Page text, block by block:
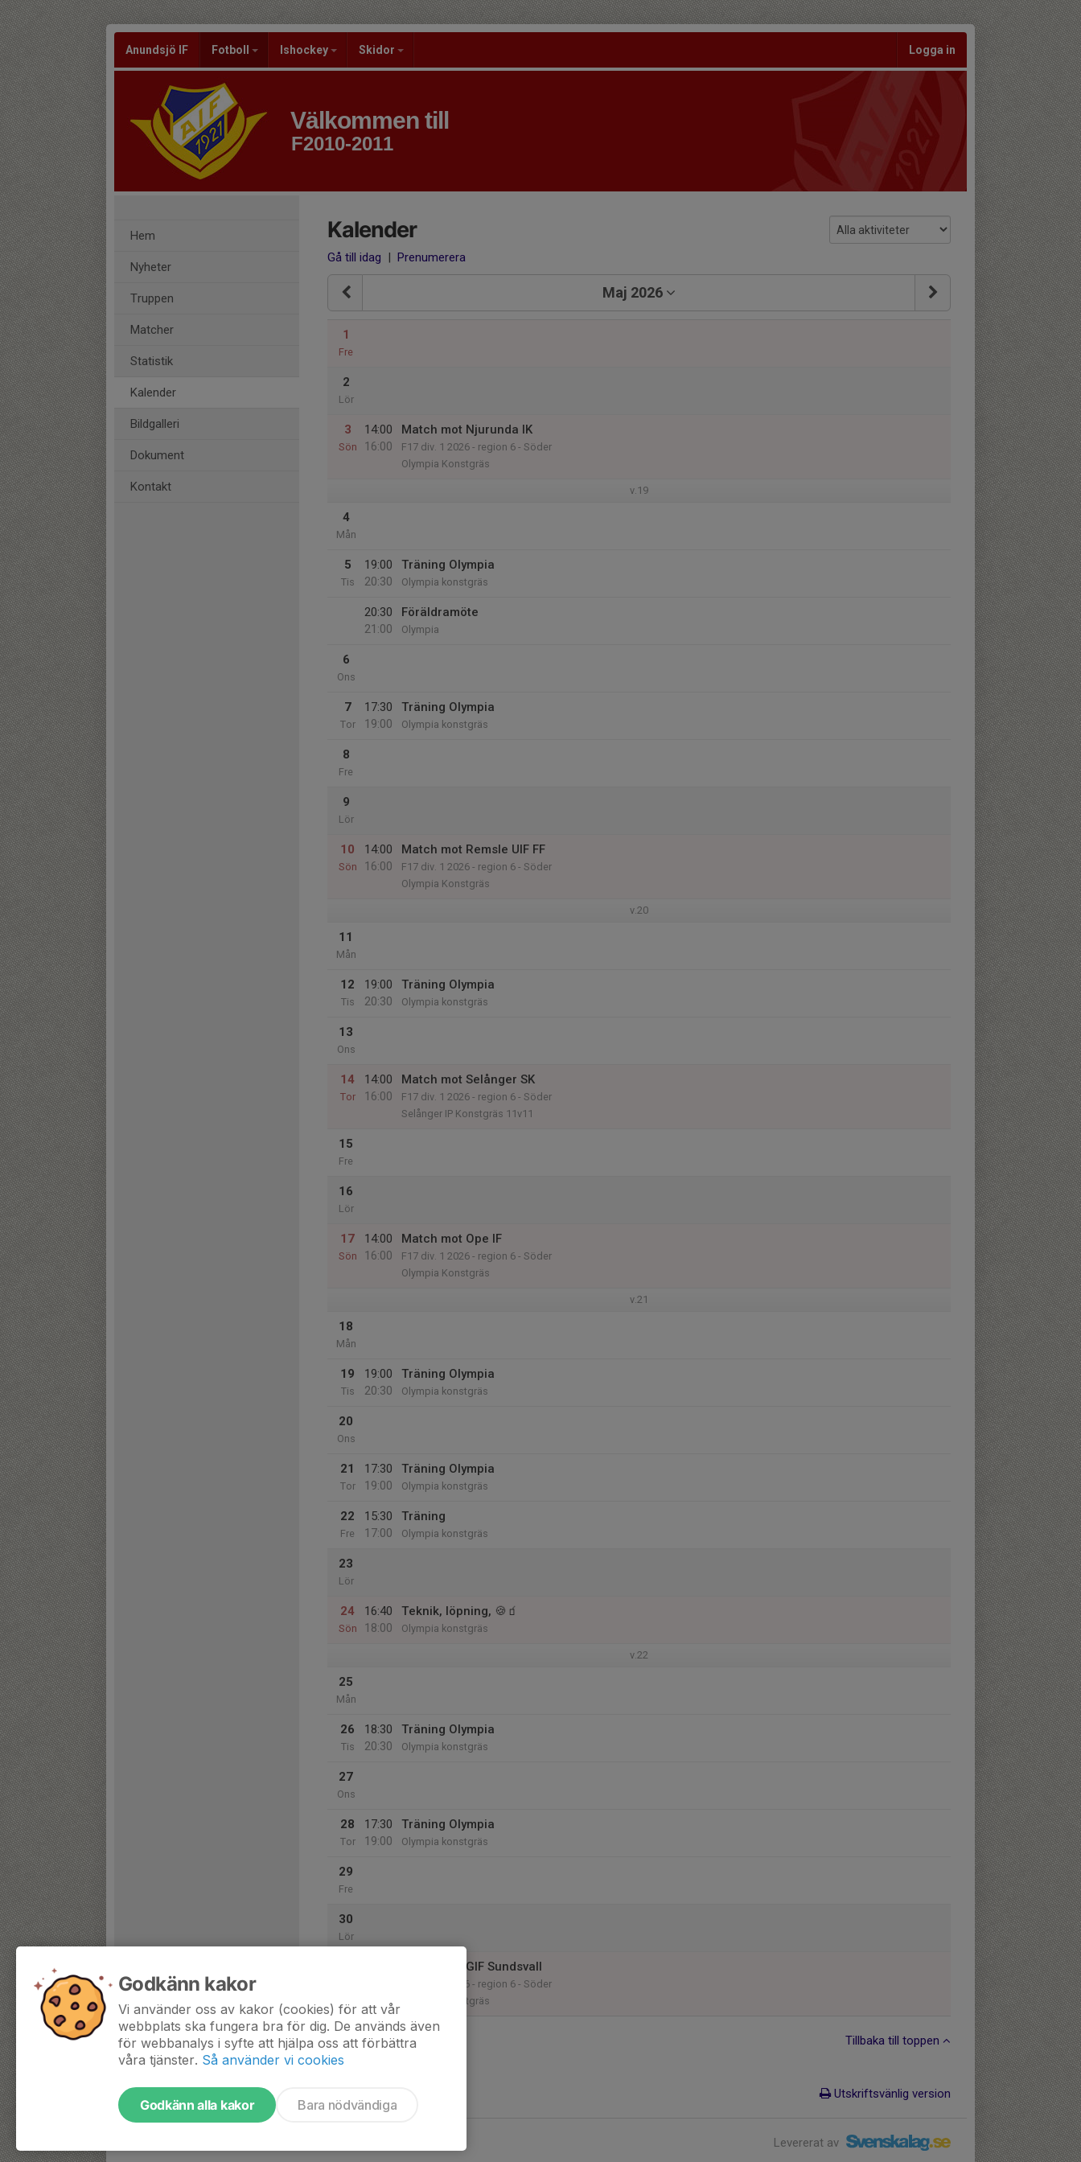
Anundsjö IF Fotboll Ishockey Skidor Logga in
Välkommen till
F2010-2011
Hem
Nyheter
Truppen
Matcher
Statistik
Kalender
Bildgalleri
Dokument
Kontakt
Kalender
Gå till idag | Prenumerera
Maj 2026
1
Fre
2
Lör
3
Sön
14:00
16:00
Match mot Njurunda IK
F17 div. 1 2026 - region 6 - Söder
Olympia Konstgräs
v.19
4
Mån
5
Tis
19:00
20:30
Träning Olympia
Olympia konstgräs
20:30
21:00
Föräldramöte
Olympia
6
Ons
7
Tor
17:30
19:00
Träning Olympia
Olympia konstgräs
8
Fre
9
Lör
10
Sön
14:00
16:00
Match mot Remsle UIF FF
F17 div. 1 2026 - region 6 - Söder
Olympia Konstgräs
v.20
11
Mån
12
Tis
19:00
20:30
Träning Olympia
Olympia konstgräs
13
Ons
14
Tor
14:00
16:00
Match mot Selånger SK
F17 div. 1 2026 - region 6 - Söder
Selånger IP Konstgräs 11v11
15
Fre
16
Lör
17
Sön
14:00
16:00
Match mot Ope IF
F17 div. 1 2026 - region 6 - Söder
Olympia Konstgräs
v.21
18
Mån
19
Tis
19:00
20:30
Träning Olympia
Olympia konstgräs
20
Ons
21
Tor
17:30
19:00
Träning Olympia
Olympia konstgräs
22
Fre
15:30
17:00
Träning
Olympia konstgräs
23
Lör
24
Sön
16:40
18:00
Teknik, löpning, 🍪🧃
Olympia konstgräs
v.22
25
Mån
26
Tis
18:30
20:30
Träning Olympia
Olympia konstgräs
27
Ons
28
Tor
17:30
19:00
Träning Olympia
Olympia konstgräs
29
Fre
30
Lör
Match mot GIF Sundsvall
F17 div. 1 2026 - region 6 - Söder
Olympia Konstgräs
Tillbaka till toppen
Utskriftsvänlig version
Levererat av
Godkänn kakor
Vi använder oss av kakor (cookies) för att vår
webbplats ska fungera bra för dig. De används även
för webbanalys i syfte att hjälpa oss att förbättra
våra tjänster. Så använder vi cookies
Godkänn alla kakor Bara nödvändiga